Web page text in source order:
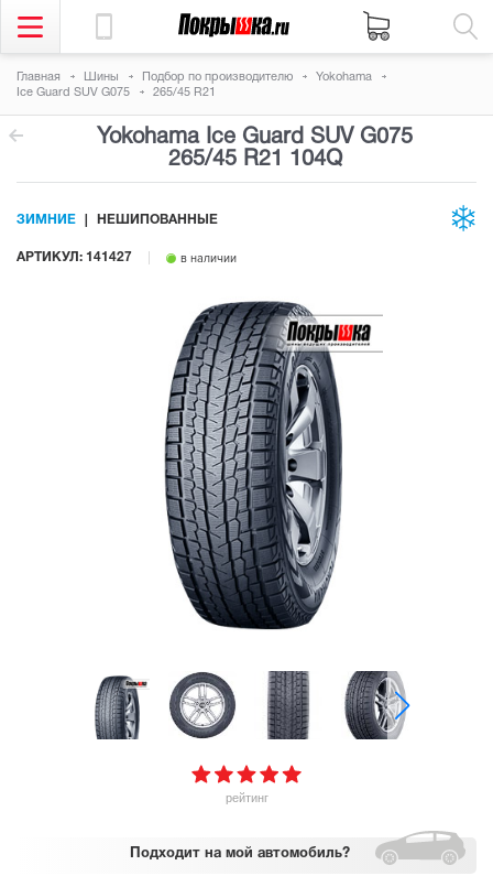
Главная Шины Подбор по производителю
Yokohama
Ice Guard SUV G075
265/45 R21
Yokohama Ice Guard SUV G075
265/45 R21 104Q
рейтинг
АРТИКУЛ: 141427 в наличии
ЗИМНИЕ НЕШИПОВАННЫЕ
Подходит на мой автомобиль?